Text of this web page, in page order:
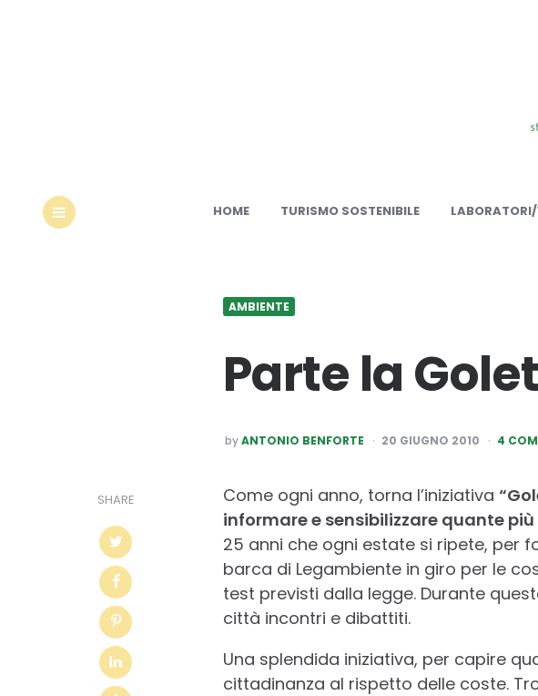
HOME TURISMO SOSTENIBILE LABORATORI/
AMBIENTE
Parte la
POSTED
BY
by ANTONIO BENFORTE 20 GIUGNO 2010 4
SHARE Come ogni anno, torna l’iniziativa
informare e sensibilizzare quante
25 anni che ogni estate si ripete, per
barca di Legambiente in giro per le
test previsti dalla legge. Durante
città incontri e dibattiti.
Una splendida iniziativa, per capire
cittadinanza al rispetto delle coste.